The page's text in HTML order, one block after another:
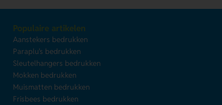
Populaire artikelen
Aanstekers bedrukken
Paraplu's bedrukken
Sleutelhangers bedrukken
Mokken bedrukken
Muismatten bedrukken
Frisbees bedrukken